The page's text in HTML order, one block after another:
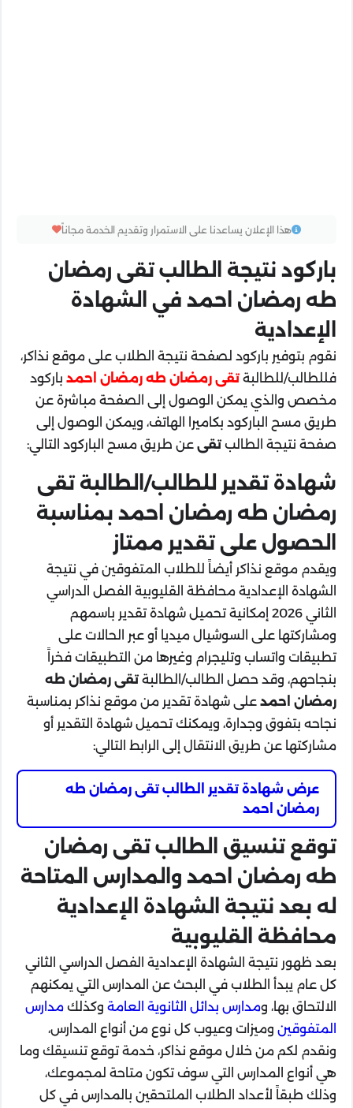
هذا الإعلان يساعدنا على الاستمرار وتقديم الخدمة مجاناً
باركود نتيجة الطالب تقى رمضان
طه رمضان احمد في الشهادة
الإعدادية
نقوم بتوفير باركود لصفحة نتيجة الطلاب على موقع نذاكر،
فللطالب/للطالبةتقى رمضان طه رمضان احمد باركود
مخصص والذي يمكن الوصول إلى الصفحة مباشرة عن
طريق مسح الباركود بكاميرا الهاتف، ويمكن الوصول إلى
صفحة نتيجة الطالبتقى عن طريق مسح الباركود التالي:
شهادة تقدير للطالب/الطالبة تقى
رمضان طه رمضان احمد بمناسبة
الحصول على تقدير ممتاز
ويقدم موقع نذاكر أيضاً للطلاب المتفوقين في نتيجة
الشهادة الإعدادية محافظة القليوبية الفصل الدراسي
الثاني 2026 إمكانية تحميل شهادة تقدير باسمهم
ومشاركتها على السوشيال ميديا أو عبر الحالات على
تطبيقات واتساب وتليجرام وغيرها من التطبيقات فخراً
بنجاحهم، وقد حصل الطالب/الطالبةتقى رمضان طه
رمضان احمد على شهادة تقدير من موقع نذاكر بمناسبة
نجاحه بتفوق وجدارة، ويمكنك تحميل شهادة التقدير أو
مشاركتها عن طريق الانتقال إلى الرابط التالي:
عرض شهادة تقدير الطالب تقى رمضان طه
رمضان احمد
توقع تنسيق الطالب تقى رمضان
طه رمضان احمد والمدارس المتاحة
له بعد نتيجة الشهادة الإعدادية
محافظة القليوبية
بعد ظهور نتيجة الشهادة الإعدادية الفصل الدراسي الثاني
كل عام يبدأ الطلاب في البحث عن المدارس التي يمكنهم
الالتحاق بها، ومدارس بدائل الثانوية العامة وكذلكمدارس
المتفوقين وميزات وعيوب كل نوع من أنواع المدارس،
ونقدم لكم من خلال موقع نذاكر، خدمة توقع تنسيقك وما
هي أنواع المدارس التي سوف تكون متاحة لمجموعك،
وذلك طبقاً لأعداد الطلاب الملتحقين بالمدارس في كل